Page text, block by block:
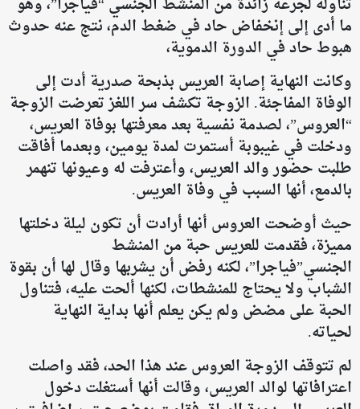
ما أدى إلى إنخفاض حاد في ضغط الدم، نتج عنه حدوث
هبوط حاد في الدورة الدموية،
وكانت النهاية إصابة العريس بذبحة صدرية أدت إلى
الوفاة المفاجئة. الزوجة تكشف سر اللغز تعرضت الزوجة
“العروس”، لصدمة نفسية بعد معرفتها بوفاة العريس،
ودخلت في غيبوبة أستمرت لمدة يومين، وبعدما أفاقت
طلبت حضور والد العريس، وأعترفت له وعيونها تنهمر
بالدمع، أنها السبب في وفاة العريس.
حيث أوضحت العروس أنها أرادت أن تكون ليلة دخلتها
مميزة، فقدمت للعريس حبة من المنشط
الجنسي”فياجرا”، لكنه رفض أن يشربها وقال لها أن بقوة
الشباب ولا يحتاج للمنشطات، لكنها ألحت عليه، فتناول
الحبة على مضض ولم يكن يعلم أنها بداية النهاية
لحياته.
لم تتوقف الزوجة العروس عند هذا الحد، فقد واصلت
اعترافاتها لوالد العريس، وقالت أنها أستغلت دخول